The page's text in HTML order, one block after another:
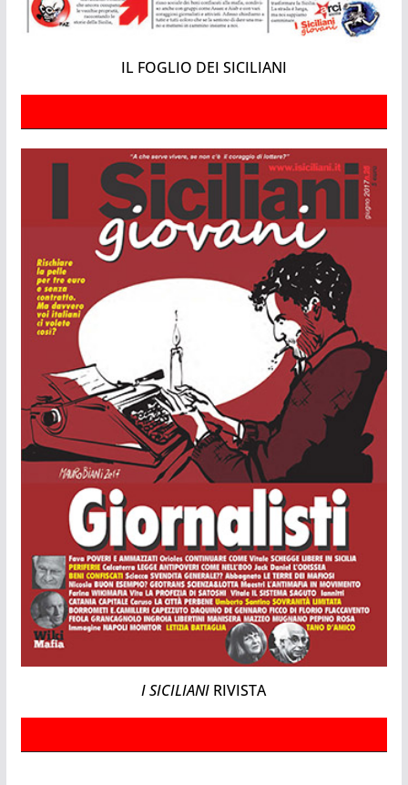
IL FOGLIO DEI SICILIANI
I SICILIANI RIVISTA